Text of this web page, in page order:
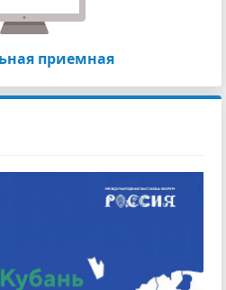
приемная